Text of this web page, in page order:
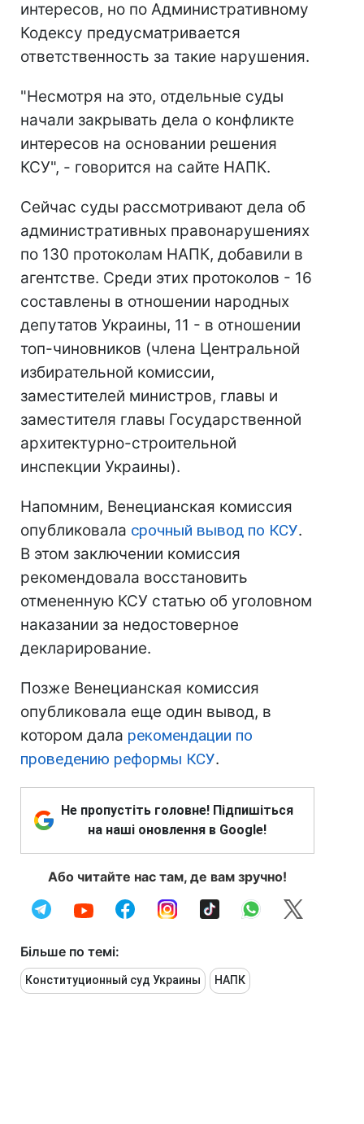
интересов, но по Административному
Кодексу предусматривается
ответственность за такие нарушения.
"Несмотря на это, отдельные суды
начали закрывать дела о конфликте
интересов на основании решения
КСУ", - говорится на сайте НАПК.
Сейчас суды рассмотривают дела об
административных правонарушениях
по 130 протоколам НАПК, добавили в
агентстве. Среди этих протоколов - 16
составлены в отношении народных
депутатов Украины, 11 - в отношении
топ-чиновников (члена Центральной
избирательной комиссии,
заместителей министров, главы и
заместителя главы Государственной
архитектурно-строительной
инспекции Украины).
Напомним, Венецианская комиссия
опубликовала срочный вывод по КСУ.
В этом заключении комиссия
рекомендовала восстановить
отмененную КСУ статью об уголовном
наказании за недостоверное
декларирование.
Позже Венецианская комиссия
опубликовала еще один вывод, в
котором дала рекомендации по
проведению реформы КСУ.
Не пропустіть головне! Підпишіться
на наші оновлення в Google!
Або читайте нас там, де вам зручно!
Більше по темі:
Конституционный суд Украины НАПК